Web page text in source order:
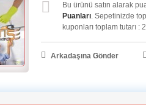
Bu ürünü satın alarak
Puanları. Sepetinizde
kuponları toplam tutarı :
Arkadaşına Gönder